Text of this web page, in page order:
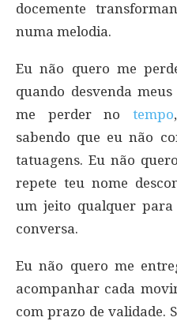
docemente
numa melodia.
Eu não quero me
quando desvenda
me perder no tempo
sabendo que eu não
tatuagens. Eu não
repete teu nome
um jeito qualquer
conversa.
Eu não quero me
acompanhar cada
com prazo de validade.